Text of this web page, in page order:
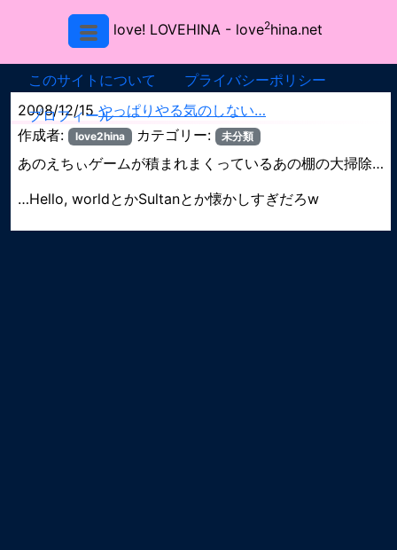
love! LOVEHINA - love2hina.net
このサイトについて
プライバシーポリシー
プロフィール
2008/12/15やっぱりやる気のしない…
作成者:
love2hina カテゴリー: 未分類
あのえちぃゲームが積まれまくっているあの棚の大掃除…
…Hello, worldとかSultanとか懐かしすぎだろw